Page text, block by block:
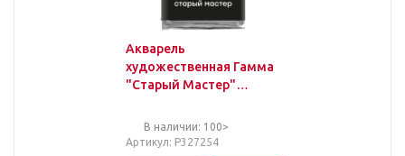
Акварель
художественная Гамма
"Старый Мастер"
средний, 2,6мл, кювета
В наличии: 100>
Артикул: Р327254